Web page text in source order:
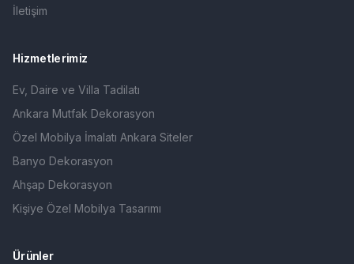
İletişim
Hizmetlerimiz
Ev, Daire ve Villa Tadilatı
Ankara Mutfak Dekorasyon
Özel Mobilya İmalatı Ankara Siteler
Banyo Dekorasyon
Ahşap Dekorasyon
Kişiye Özel Mobilya Tasarımı
Ürünler